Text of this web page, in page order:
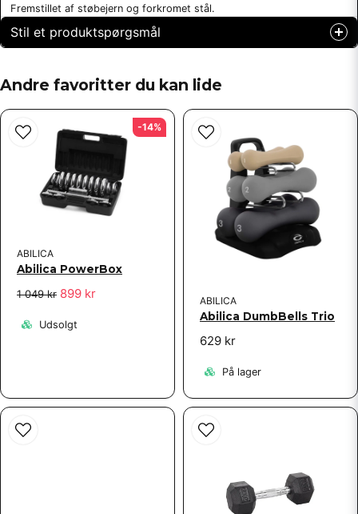
Fremstillet af støbejern og forkromet stål.
Stil et produktspørgsmål
Spørg os om noget om dette produkt...
Ja, du kan offentliggøre mit spørgsmål
Andre favoritter du kan lide
ABILICA
Abilica PowerBox
1 049 kr 899 kr
Udsolgt
-14%
ABILICA
Abilica DumbBells Trio
629 kr
På lager